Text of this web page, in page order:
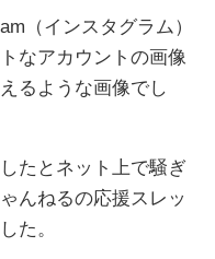
（インスタグラム）
なアカウントの画像
るような画像でし
たとネット上で騒ぎ
んねるの応援スレッ
た。